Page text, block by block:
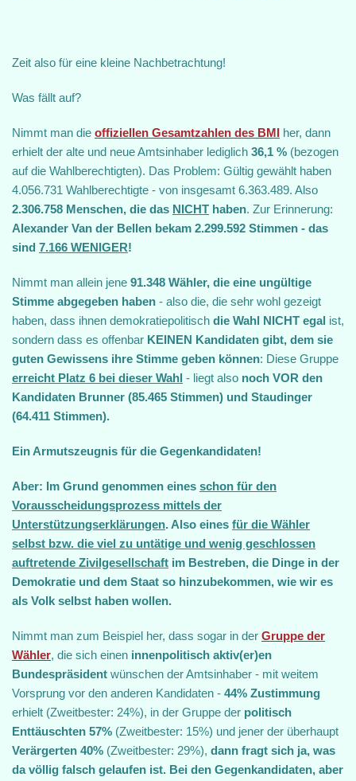
Zeit also für eine kleine Nachbetrachtung!
Was fällt auf?
Nimmt man die offiziellen Gesamtzahlen des BMI her, dann
erhielt der alte und neue Amtsinhaber lediglich 36,1 % (bezogen
auf die Wahlberechtigten). Das Problem: Gültig gewählt haben
4.056.731 Wahlberechtigte - von insgesamt 6.363.489. Also
2.306.758 Menschen, die das NICHT haben. Zur Erinnerung:
Alexander Van der Bellen bekam 2.299.592 Stimmen - das
sind 7.166 WENIGER!
Nimmt man allein jene 91.348 Wähler, die eine ungültige
Stimme abgegeben haben - also die, die sehr wohl gezeigt
haben, dass ihnen demokratiepolitisch die Wahl NICHT egal ist,
sondern dass es offenbar KEINEN Kandidaten gibt, dem sie
guten Gewissens ihre Stimme geben können: Diese Gruppe
erreicht Platz 6 bei dieser Wahl - liegt also noch VOR den
Kandidaten Brunner (85.465 Stimmen) und Staudinger
(64.411 Stimmen).
Ein Armutszeugnis für die Gegenkandidaten!
Aber: Im Grund genommen eines schon für den
Vorausscheidungsprozess mittels der
Unterstützungserklärungen. Also eines für die Wähler
selbst bzw. die viel zu untätige und wenig geschlossen
auftretende Zivilgesellschaft im Bestreben, die Dinge in der
Demokratie und dem Staat so hinzubekommen, wie wir es
als Volk selbst haben wollen.
Nimmt man zum Beispiel her, dass sogar in der Gruppe der
Wähler, die sich einen innenpolitisch aktiv(er)en
Bundespräsident wünschen der Amtsinhaber - mit weitem
Vorsprung vor den anderen Kandidaten - 44% Zustimmung
erhielt (Zweitbester: 24%), in der Gruppe der politisch
Enttäuschten 57% (Zweitbester: 15%) und jener der überhaupt
Verärgerten 40% (Zweitbester: 29%), dann fragt sich ja, was
da völlig falsch gelaufen ist. Bei den Gegenkandidaten, aber